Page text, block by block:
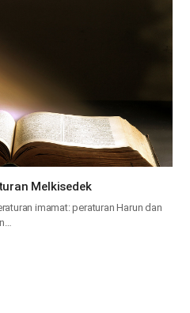
Melkisedek
imamat: peraturan Harun dan